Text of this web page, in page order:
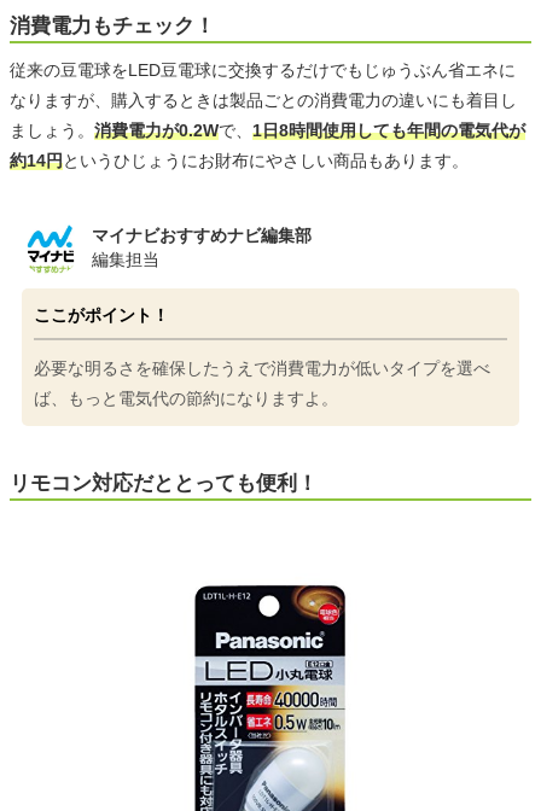
消費電力もチェック！
従来の豆電球をLED豆電球に交換するだけでもじゅうぶん省エネに
なりますが、購入するときは製品ごとの消費電力の違いにも着目し
ましょう。 消費電力が0.2Wで、 1日8時間使用しても年間の電気代が
約14円というひじょうにお財布にやさしい商品もあります。
マイナビおすすめナビ編集部
編集担当
ここがポイント！
必要な明るさを確保したうえで消費電力が低いタイプを選べ
ば、もっと電気代の節約になりますよ。
リモコン対応だととっても便利！